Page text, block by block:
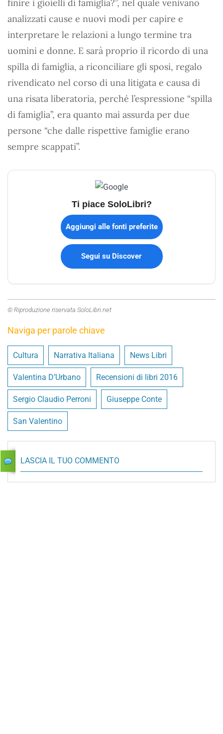
finire i gioielli di famiglia?”, nel quale venivano
analizzati cause e nuovi modi per capire e
interpretare le relazioni a lungo termine tra
uomini e donne. E sarà proprio il ricordo di una
spilla di famiglia, a riconciliare gli sposi, regalo
rivendicato nel corso di una litigata e causa di
una risata liberatoria, perché l’espressione “spilla
di famiglia”, era quanto mai assurda per due
persone “che dalle rispettive famiglie erano
sempre scappati”.
Ti piace SoloLibri?
Aggiungi alle fonti preferite
Segui su Discover
© Riproduzione riservata SoloLibri.net
Naviga per parole chiave
Cultura Narrativa Italiana News Libri
Valentina D’Urbano Recensioni di libri 2016
Sergio Claudio Perroni Giuseppe Conte
San Valentino
LASCIA IL TUO COMMENTO